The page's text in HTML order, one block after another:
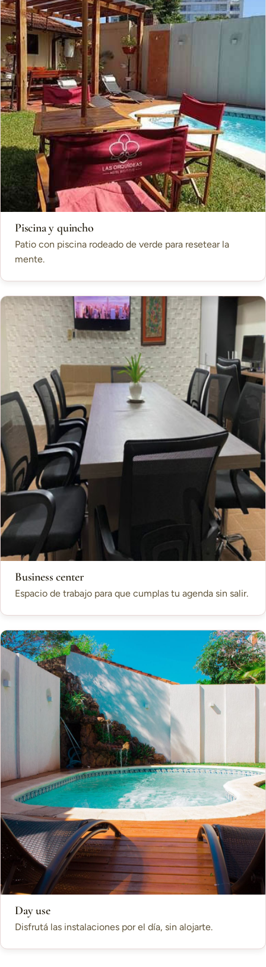
Piscina y quincho
Patio con piscina rodeado de verde para resetear la
mente.
Business center
Espacio de trabajo para que cumplas tu agenda sin salir.
Day use
Disfrutá las instalaciones por el día, sin alojarte.